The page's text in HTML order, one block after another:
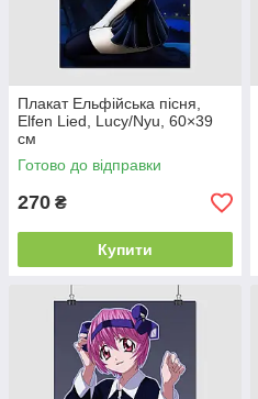
Плакат Ельфійська пісня,
Elfen Lied, Lucy/Nyu, 60×39
см
Готово до відправки
270 ₴
Купити